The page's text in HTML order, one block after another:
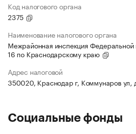
Код налогового органа
2375
Наименование налогового органа
Межрайонная инспекция
16 по Краснодарскому краю
Адрес налоговой
350020, Краснодар г, Коммунаров ул,
Социальные фонды